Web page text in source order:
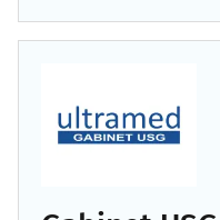
Medyczny i
Neurochirurgia(4)